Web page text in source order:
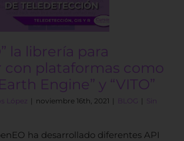
la librería para
con plataformas como
Engine” y “VITO”
López | noviembre 16th, 2021 | BLOG | Sin
ha desarrollado diferentes API